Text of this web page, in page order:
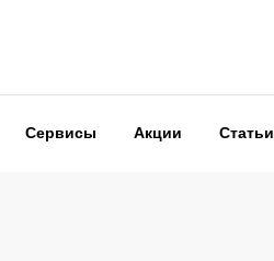
Сервисы Акции Статьи